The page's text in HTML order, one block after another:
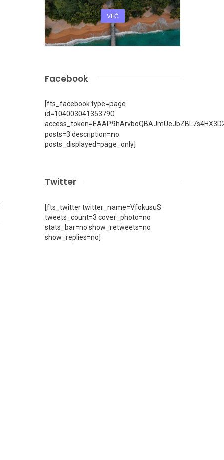
VEČ
Facebook
[fts_facebook type=page
id=104003041353790
posts=3 description=no
posts_displayed=page_only]
Twitter
[fts_twitter twitter_name=VfokusuS
tweets_count=3 cover_photo=no
stats_bar=no show_retweets=no
show_replies=no]